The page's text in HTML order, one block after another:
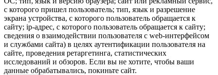
с которого пришел пользователь; тип, язык и разрешение
экрана устройства, с которого пользователь обращается к
сайту; ip-адрес, с которого пользователь обращается к сайту;
сведения о взаимодействии пользователя с web-интерфейсом
и службами сайта) в целях аутентификации пользователя на
сайте, проведения ретаргетинга, статистических
исследований и обзоров. Если вы не хотите, чтобы ваши
данные обрабатывались, покиньте сайт.